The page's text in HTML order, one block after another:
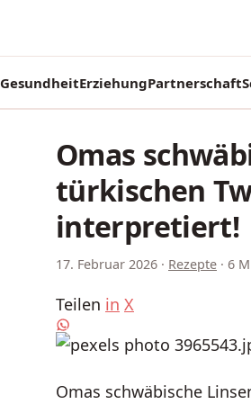
GesundheitErziehungPartnerschaft
Omas
türkischen
interpretiert!
17. Februar 2026 · Rezepte · 6
Teilen in X
Omas schwäbische